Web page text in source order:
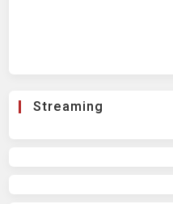
Streaming